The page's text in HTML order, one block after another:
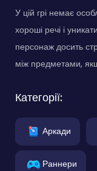
У цій грі немає
хороші речі і
персонаж досить
між предметами,
Категорії:
Аркади
Раннери